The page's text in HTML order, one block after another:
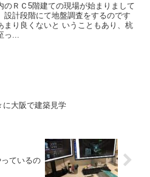
ＲＣ5階建ての現場が始まりまして
計段階にて地盤調査をするのです
まり良くないと いうこともあり、杭
っ...
に大阪で建築見学
ているの